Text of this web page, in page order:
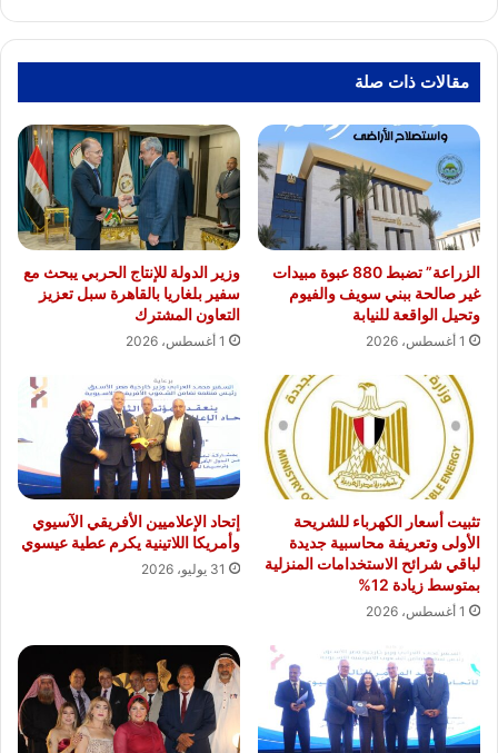
مقالات ذات صلة
الزراعة” تضبط 880 عبوة مبيدات
غير صالحة ببني سويف والفيوم
وتحيل الواقعة للنيابة
1 أغسطس، 2026
وزير الدولة للإنتاج الحربي يبحث مع
سفير بلغاريا بالقاهرة سبل تعزيز
التعاون المشترك
1 أغسطس، 2026
تثبيت أسعار الكهرباء للشريحة
الأولى وتعريفة محاسبية جديدة
لباقي شرائح الاستخدامات المنزلية
بمتوسط زيادة 12%
1 أغسطس، 2026
إتحاد الإعلاميين الأفريقي الآسيوي
وأمريكا اللاتينية يكرم عطية عيسوي
31 يوليو، 2026